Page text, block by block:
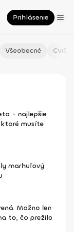
Prihlásenie
Všeobecné
- najlepšie
musíte
marhuľový
Možno len
to, čo prežilo